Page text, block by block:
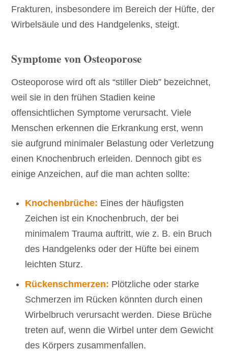
Frakturen, insbesondere im Bereich der Hüfte, der
Wirbelsäule und des Handgelenks, steigt.
Symptome von Osteoporose
Osteoporose wird oft als “stiller Dieb” bezeichnet,
weil sie in den frühen Stadien keine
offensichtlichen Symptome verursacht. Viele
Menschen erkennen die Erkrankung erst, wenn
sie aufgrund minimaler Belastung oder Verletzung
einen Knochenbruch erleiden. Dennoch gibt es
einige Anzeichen, auf die man achten sollte:
Knochenbrüche: Eines der häufigsten
Zeichen ist ein Knochenbruch, der bei
minimalem Trauma auftritt, wie z. B. ein Bruch
des Handgelenks oder der Hüfte bei einem
leichten Sturz.
Rückenschmerzen: Plötzliche oder starke
Schmerzen im Rücken könnten durch einen
Wirbelbruch verursacht werden. Diese Brüche
treten auf, wenn die Wirbel unter dem Gewicht
des Körpers zusammenfallen.